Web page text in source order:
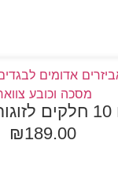
₪189.00